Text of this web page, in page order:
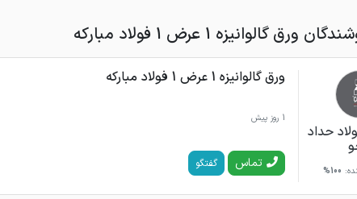
گالوانیزه 1 عرض 1 فولاد مبارکه
حداد
100%
ورق گالوانیزه 1 عرض 1 فولاد مبارکه
1 روز پیش
تماس گفتگو